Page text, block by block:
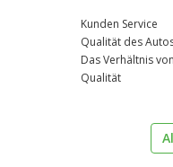
Kunden Service
Qualität des
Das Verhältnis
Qualität